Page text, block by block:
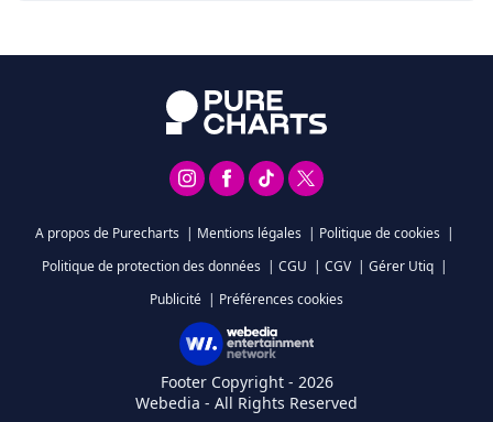
A propos de Purecharts | Mentions légales | Politique de cookies |
Politique de protection des données | CGU | CGV | Gérer Utiq |
Publicité | Préférences cookies
Footer Copyright - 2026
Webedia - All Rights Reserved